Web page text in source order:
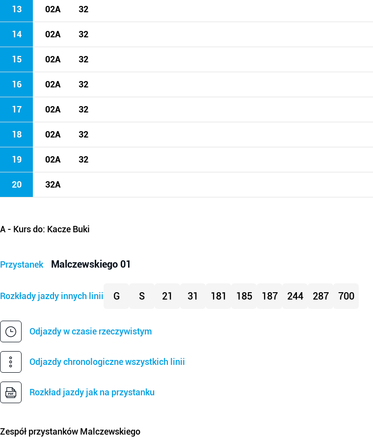
13 02A 32
14 02A 32
15 02A 32
16 02A 32
17 02A 32
18 02A 32
19 02A 32
20 32A
A - Kurs do: Kacze Buki
Przystanek Malczewskiego 01
Rozkłady jazdy innych linii G S 21 31 181 185 187 244 287 700
Odjazdy w czasie rzeczywistym
Odjazdy chronologiczne wszystkich linii
Rozkład jazdy jak na przystanku
Zespół przystanków Malczewskiego